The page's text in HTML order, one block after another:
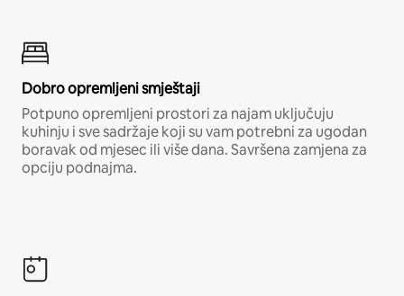
Dobro opremljeni smještaji
Potpuno opremljeni prostori za najam uključuju
kuhinju i sve sadržaje koji su vam potrebni za ugodan
boravak od mjesec ili više dana. Savršena zamjena za
opciju podnajma.